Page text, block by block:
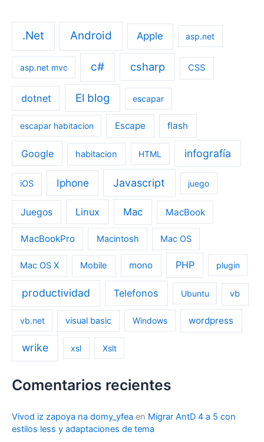
.Net Android Apple asp.net
asp.net mvc c# csharp CSS
dotnet El blog escapar
escapar habitacion Escape flash
Google habitacion HTML infografía
iOS Iphone Javascript juego
Juegos Linux Mac MacBook
MacBookPro Macintosh Mac OS
Mac OS X Mobile mono PHP plugin
productividad Telefonos Ubuntu vb
vb.net visual basic Windows wordpress
wrike xsl Xslt
Comentarios recientes
Vivod iz zapoya na domy_yfea en Migrar AntD 4 a 5 con
estilos less y adaptaciones de tema